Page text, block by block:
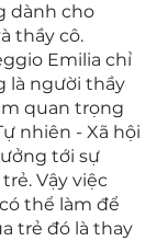
dành cho
thầy cô.
Emilia chỉ
là người thầy
quan trọng
nhiên - Xã hội
tới sự
Vậy việc
thể làm để
trẻ đó là thay